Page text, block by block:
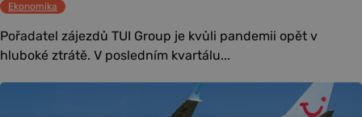
Ekonomika
Pořadatel zájezdů TUI Group je kvůli pandemii opět v
hluboké ztrátě. V posledním kvartálu...